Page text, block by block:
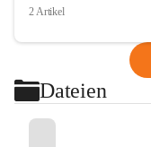
2 Artikel
Dateien